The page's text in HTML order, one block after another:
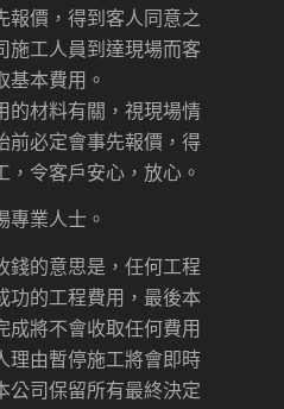
報價，得到客人同意之
施工人員到達現場而客
基本費用。
的材料有關，視現場情
前必定會事先報價，得
令客戶安心，放心。
專業人士。
錢的意思是，任何工程
功的工程費用，最後本
成將不會收取任何費用
理由暫停施工將會即時
公司保留所有最終決定